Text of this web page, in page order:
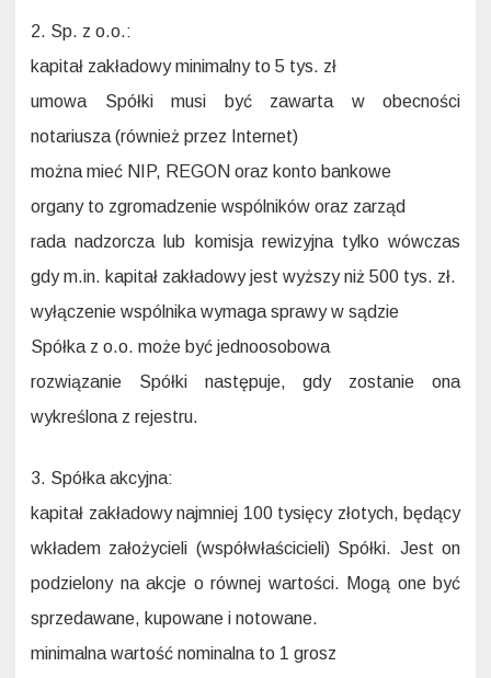
2. Sp. z o.o.:
kapitał zakładowy minimalny to 5 tys. zł
umowa Spółki musi być zawarta w obecności
notariusza (również przez Internet)
można mieć NIP, REGON oraz konto bankowe
organy to zgromadzenie wspólników oraz zarząd
rada nadzorcza lub komisja rewizyjna tylko wówczas
gdy m.in. kapitał zakładowy jest wyższy niż 500 tys. zł.
wyłączenie wspólnika wymaga sprawy w sądzie
Spółka z o.o. może być jednoosobowa
rozwiązanie Spółki następuje, gdy zostanie ona
wykreślona z rejestru.
3. Spółka akcyjna:
kapitał zakładowy najmniej 100 tysięcy złotych, będący
wkładem założycieli (współwłaścicieli) Spółki. Jest on
podzielony na akcje o równej wartości. Mogą one być
sprzedawane, kupowane i notowane.
minimalna wartość nominalna to 1 grosz